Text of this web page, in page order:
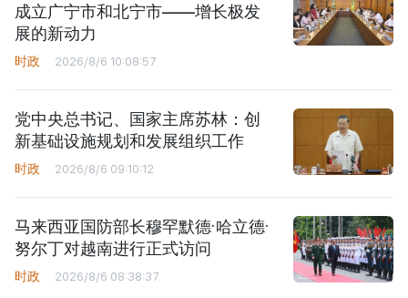
成立广宁市和北宁市——增长极发
展的新动力
时政 2026/8/6 10:08:57
党中央总书记、国家主席苏林：创
新基础设施规划和发展组织工作
时政 2026/8/6 09:10:12
马来西亚国防部长穆罕默德·哈立德·
努尔丁对越南进行正式访问
时政 2026/8/6 08:38:37